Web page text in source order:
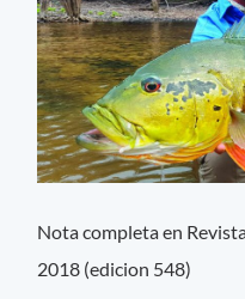
Nota completa en
2018 (edicion 548)